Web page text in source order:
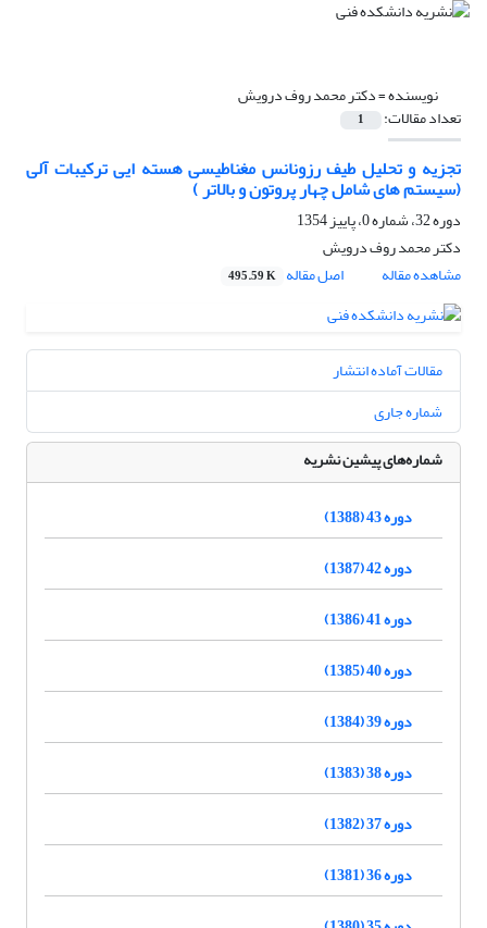
نویسنده =دکتر محمد روف درویش
تعداد مقالات: 1
تجزیه و تحلیل طیف رزونانس مغناطیسی هسته ایی ترکیبات آلی
(سیستم های شامل چهار پروتون و بالاتر )
دوره 32، شماره 0، پاییز 1354
دکتر محمد روف درویش
مشاهده مقاله
اصل مقاله 495.59 K
مقالات آماده انتشار
شماره جاری
شماره‌های پیشین نشریه
دوره 43 (1388)
دوره 42 (1387)
دوره 41 (1386)
دوره 40 (1385)
دوره 39 (1384)
دوره 38 (1383)
دوره 37 (1382)
دوره 36 (1381)